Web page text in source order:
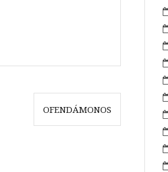
OFENDÁMONOS